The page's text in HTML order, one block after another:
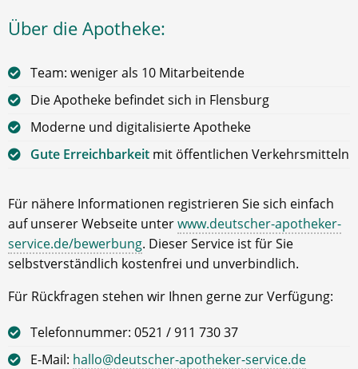
Über die Apotheke:
Team: weniger als 10 Mitarbeitende
Die Apotheke befindet sich in Flensburg
Moderne und digitalisierte Apotheke
Gute Erreichbarkeit mit öffentlichen Verkehrsmitteln
Für nähere Informationen registrieren Sie sich einfach
auf unserer Webseite unterwww.deutscher-apotheker-
service.de/bewerbung. Dieser Service ist für Sie
selbstverständlich kostenfrei und unverbindlich.
Für Rückfragen stehen wir Ihnen gerne zur Verfügung:
Telefonnummer: 0521 / 911 730 37
E-Mail: hallo@deutscher-apotheker-service.de